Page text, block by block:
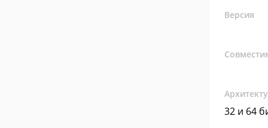
Версия
32 и 64